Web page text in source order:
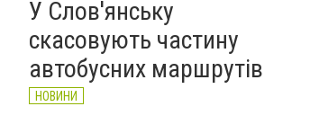
У Слов'янську
скасовують частину
автобусних маршрутів
НОВИНИ